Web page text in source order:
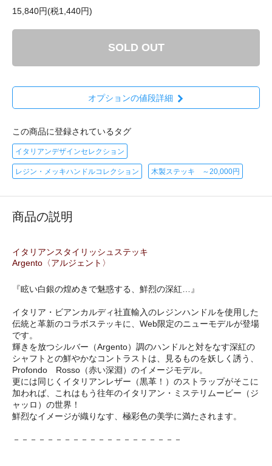
15,840円(税1,440円)
SOLD OUT
オプションの値段詳細
この商品に登録されているタグ
イタリアンデザインセレクション
レジン・メッキハンドルコレクション 木製ステッキ ～20,000円
商品の説明
イタリアンスタイリッシュステッキ
Argento〈アルジェント〉
『眩い白銀の煌めきで魅惑する、鮮烈の深紅…』
イタリア・ビアンカルディ社直輸入のレジンハンドルを使用した
伝統と革新のコラボステッキに、Web限定のニューモデルが登場
です。
輝きを放つシルバー（Argento）調のハンドルと対をなす深紅の
シャフトとの鮮やかなコントラストは、見るものを妖しく誘う、
Profondo Rosso（赤い深淵）のイメージモデル。
更には同じくイタリアンレザー（黒革！）のストラップがそこに
加われば、これはもう往年のイタリアン・ミステリムービー（ジ
ャッロ）の世界！
鮮烈なイメージが織りなす、極彩色の美学に満たされます。
－－－－－－－－－－－－－－－－－－－－